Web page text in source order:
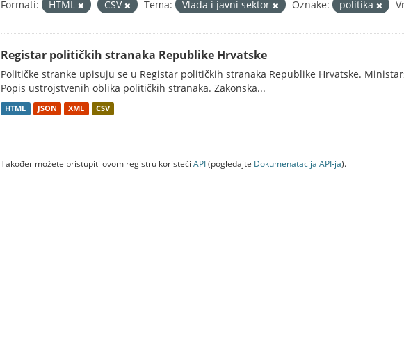
Formati: HTML CSV Tema: Vlada i javni sektor Oznake: politika
Registar političkih stranaka Republike Hrvatske
Političke stranke upisuju se u Registar političkih stranaka Republike Hrvatske.
Popis ustrojstvenih oblika političkih stranaka. Zakonska...
HTML JSON XML CSV
Također možete pristupiti ovom registru koristeći API(pogledajte Dokumenаtаcijа API-jа).